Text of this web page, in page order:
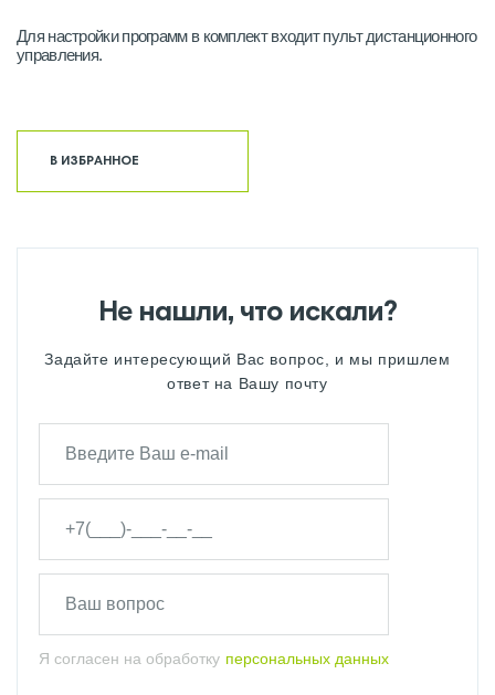
Для настройки программ в комплект входит пульт дистанционного
управления.
В ИЗБРАННОЕ
Не нашли, что искали?
Задайте интересующий Вас вопрос, и мы пришлем
ответ на Вашу почту
Я согласен на обработку персональных данных